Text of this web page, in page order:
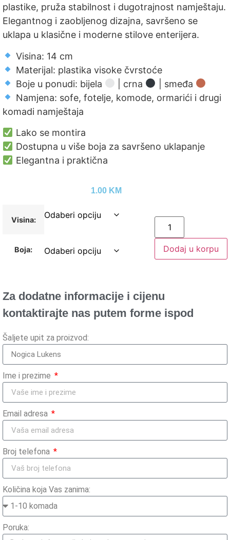
plastike, pruža stabilnost i dugotrajnost namještaju.
Elegantnog i zaobljenog dizajna, savršeno se
uklapa u klasične i moderne stilove enterijera.
Visina: 14 cm
Materijal: plastika visoke čvrstoće
Boje u ponudi: bijela
| crna
| smeđa
Namjena: sofe, fotelje, komode, ormarići i drugi
komadi namještaja
Lako se montira
Dostupna u više boja za savršeno uklapanje
Elegantna i praktična
1.00 KM
Visina:
Boja: Dodaj u korpu
Za dodatne informacije i cijenu
kontaktirajte nas putem forme ispod
Šaljete upit za proizvod:
Ime i prezime
Email adresa
Broj telefona
Količina koja Vas zanima:
Poruka: